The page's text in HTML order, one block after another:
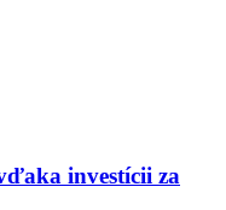
investícii za